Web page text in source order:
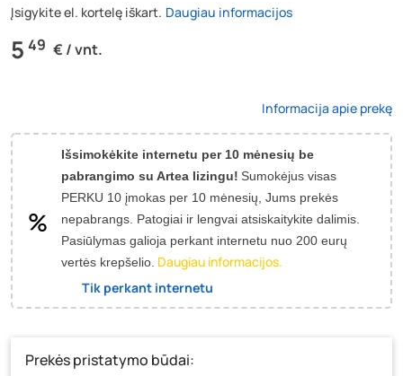
Įsigykite el. kortelę iškart. Daugiau informacijos
5 49 € / vnt.
Informacija apie prekę
Išsimokėkite internetu per 10 mėnesių be
pabrangimo su Artea lizingu! Sumokėjus visas
PERKU 10 įmokas per 10 mėnesių, Jums prekės
nepabrangs. Patogiai ir lengvai atsiskaitykite dalimis.
Pasiūlymas galioja perkant internetu nuo 200 eurų
vertės krepšelio. Daugiau informacijos.
Tik perkant internetu
Prekės pristatymo būdai: